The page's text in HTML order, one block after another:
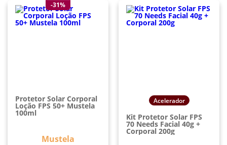
-31%
Protetor Solar Corporal
Loção FPS 50+ Mustela
100ml
Mustela
Acelerador
Kit Protetor Solar FPS
70 Needs Facial 40g +
Corporal 200g